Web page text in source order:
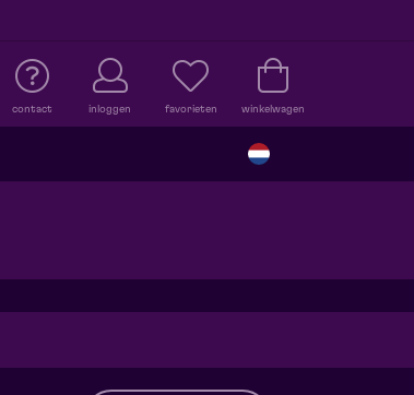
contact inloggen favorieten winkelwagen